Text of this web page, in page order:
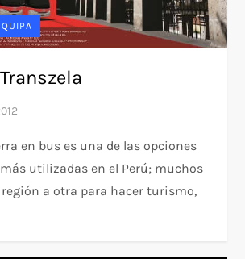
en bus es una de las opciones
utilizadas en el Perú; muchos
a otra para hacer turismo,